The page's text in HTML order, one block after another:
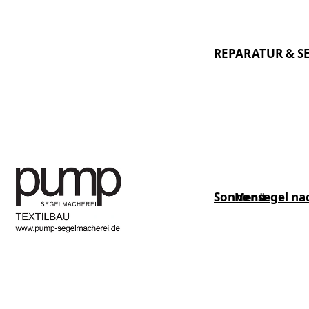
Menü
REPARATUR &
Sonnensegel